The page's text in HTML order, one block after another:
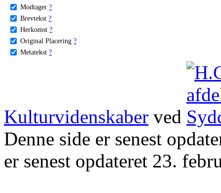
Modtager ?
Brevtekst ?
Herkomst ?
Original Placering ?
Metatekst ?
Kulturvidenskaber ved
Denne side er senest
er senest opdateret 23.